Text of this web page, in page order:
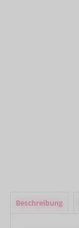
Beschreibung